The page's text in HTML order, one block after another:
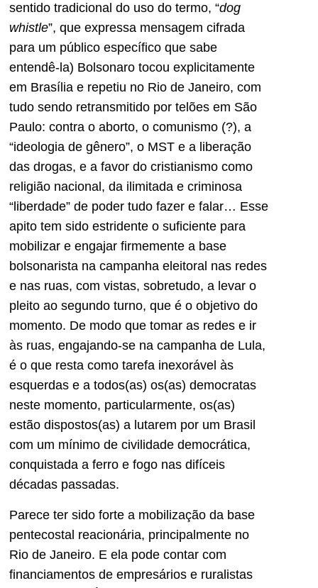
sentido tradicional do uso do termo, “dog
whistle”, que expressa mensagem cifrada
para um público específico que sabe
entendê-la) Bolsonaro tocou explicitamente
em Brasília e repetiu no Rio de Janeiro, com
tudo sendo retransmitido por telões em São
Paulo: contra o aborto, o comunismo (?), a
“ideologia de gênero”, o MST e a liberação
das drogas, e a favor do cristianismo como
religião nacional, da ilimitada e criminosa
“liberdade” de poder tudo fazer e falar… Esse
apito tem sido estridente o suficiente para
mobilizar e engajar firmemente a base
bolsonarista na campanha eleitoral nas redes
e nas ruas, com vistas, sobretudo, a levar o
pleito ao segundo turno, que é o objetivo do
momento. De modo que tomar as redes e ir
às ruas, engajando-se na campanha de Lula,
é o que resta como tarefa inexorável às
esquerdas e a todos(as) os(as) democratas
neste momento, particularmente, os(as)
estão dispostos(as) a lutarem por um Brasil
com um mínimo de civilidade democrática,
conquistada a ferro e fogo nas difíceis
décadas passadas.
Parece ter sido forte a mobilização da base
pentecostal reacionária, principalmente no
Rio de Janeiro. E ela pode contar com
financiamentos de empresários e ruralistas